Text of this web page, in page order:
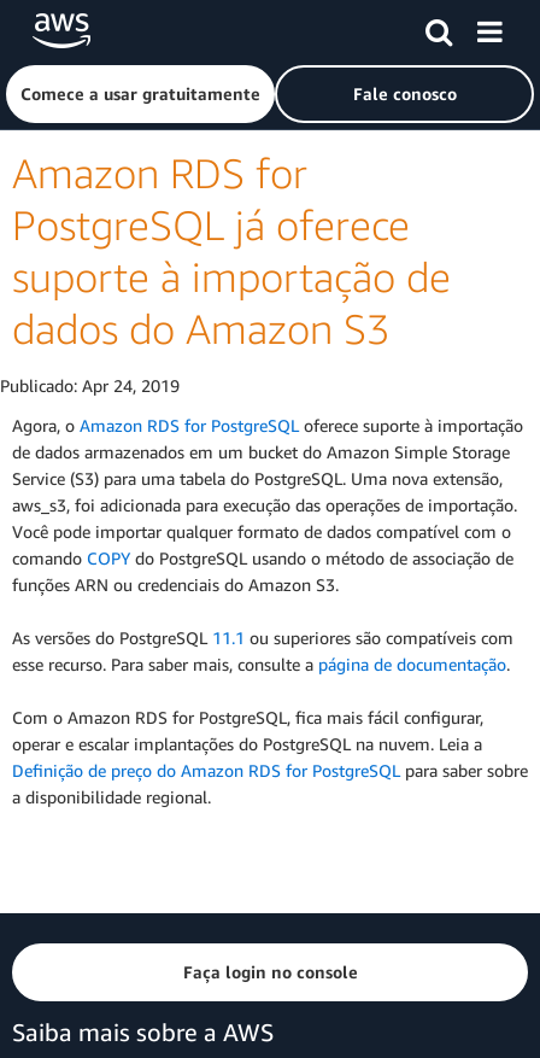
Pular para o conteúdo principal
Clique aqui para voltar à página inicial da Amazon Web
Comece a usar gratuitamente Fale conosco
Amazon RDS for
PostgreSQL já oferece
suporte à importação de
dados do Amazon S3
Publicado: Apr 24, 2019
Agora, o Amazon RDS for PostgreSQL oferece suporte à importação
de dados armazenados em um bucket do Amazon Simple Storage
Service (S3) para uma tabela do PostgreSQL. Uma nova extensão,
aws_s3, foi adicionada para execução das operações de importação.
Você pode importar qualquer formato de dados compatível com o
comando COPY do PostgreSQL usando o método de associação de
funções ARN ou credenciais do Amazon S3.
As versões do PostgreSQL 11.1 ou superiores são compatíveis com
esse recurso. Para saber mais, consulte a página de documentação.
Com o Amazon RDS for PostgreSQL, fica mais fácil configurar,
operar e escalar implantações do PostgreSQL na nuvem. Leia a
Definição de preço do Amazon RDS for PostgreSQL para saber sobre
a disponibilidade regional.
Faça login no console
Saiba mais sobre a AWS